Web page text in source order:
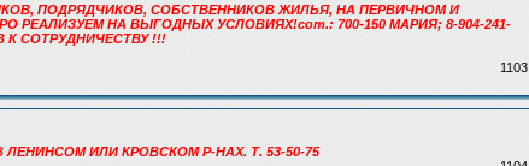
ПОДРЯДЧИКОВ, СОБСТВЕННИКОВ ЖИЛЬЯ, НА ПЕРВИЧНОМ И
НА ВЫГОДНЫХ УСЛОВИЯХ!сот.: 700-150 МАРИЯ; 8-904-241-
СОТРУДНИЧЕСТВУ !!!
1103
ИЛИ КРОВСКОМ Р-НАХ. Т. 53-50-75